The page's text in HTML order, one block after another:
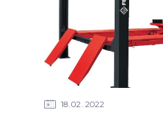
18 02 2022